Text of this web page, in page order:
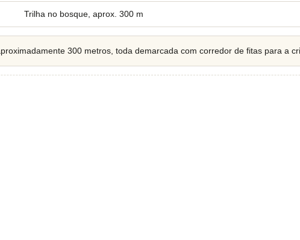
Trilha no bosque, aprox. 300 m
300 metros, toda demarcada com corredor de fitas para a